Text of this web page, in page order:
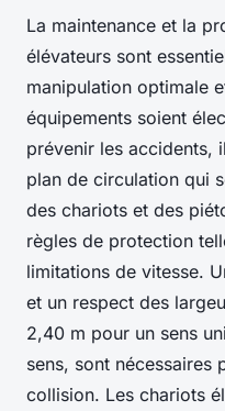
La maintenance et la
élévateurs sont
manipulation optimale
équipements soient
prévenir les accidents,
plan de circulation qui
des chariots et des
règles de protection
limitations de vitesse.
et un respect des
2,40 m pour un sens
sens, sont nécessaires
collision. Les chariots